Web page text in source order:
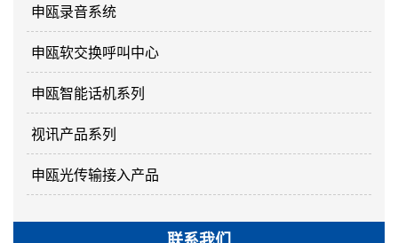
申瓯录音系统
申瓯软交换呼叫中心
申瓯智能话机系列
视讯产品系列
申瓯光传输接入产品